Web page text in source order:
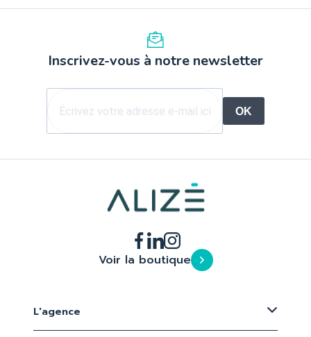
Inscrivez-vous à notre newsletter
OK
Voir la boutique
L'agence